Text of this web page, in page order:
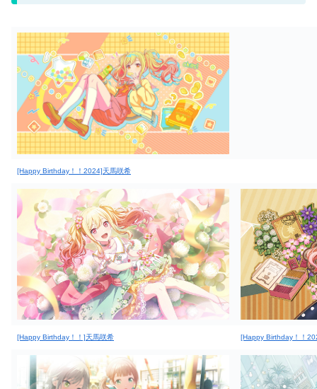
[Happy Birthday！！2024]天馬咲希
[Happy Birthday！！]天馬咲希 [Happy Birthday！！